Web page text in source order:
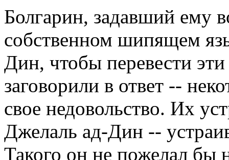
Болгарин, задавший ему
собственном шипящем
Дин, чтобы перевести
заговорили в ответ --
свое недовольство. Их
Джелаль ад-Дин --
Такого он не пожелал бы